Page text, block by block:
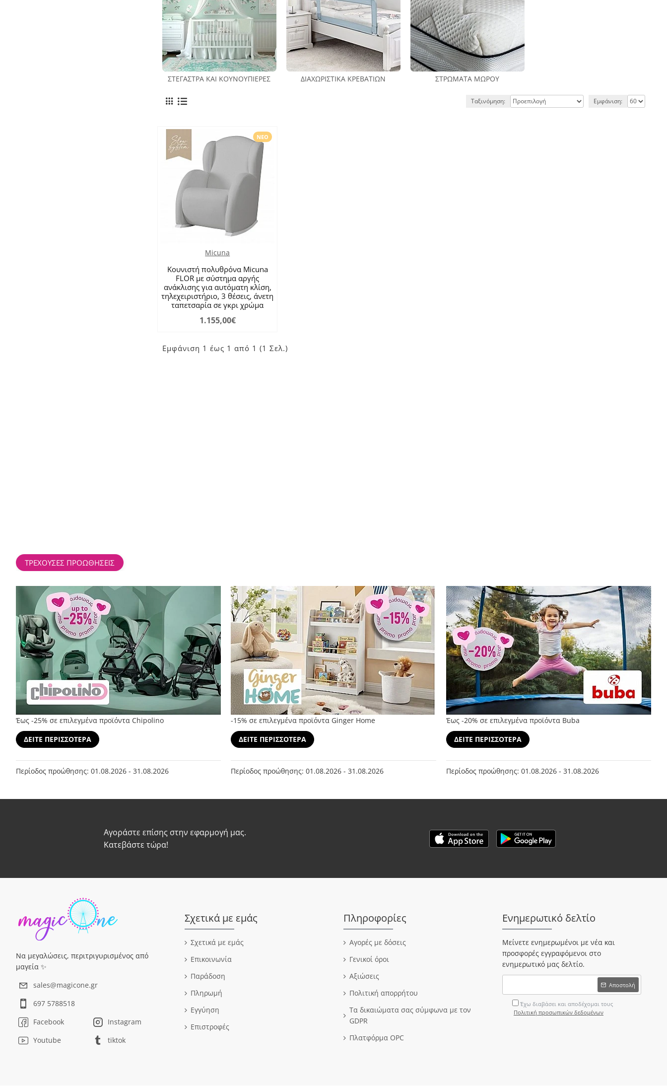
ΣΤΈΓΑΣΤΡΑ ΚΑΙ ΚΟΥΝΟΥΠΙΈΡΕΣ ΔΙΑΧΩΡΙΣΤΙΚΆ ΚΡΕΒΑΤΙΏΝ ΣΤΡΏΜΑΤΑ ΜΩΡΟΎ
Ταξινόμηση: Εμφάνιση:
ΝΈΟ
Micuna
Κουνιστή πολυθρόνα Micuna
FLOR με σύστημα αργής
ανάκλισης για αυτόματη κλίση,
τηλεχειριστήριο, 3 θέσεις, άνετη
ταπετσαρία σε γκρι χρώμα
1.155,00€
Εμφάνιση 1 έως 1 από 1 (1 Σελ.)
ΤΡΕΧΟΥΣΕΣ ΠΡΟΩΘΗΣΕΙΣ
Έως -25% σε επιλεγμένα προϊόντα Chipolino
ΔΕΙΤΕ ΠΕΡΙΣΣΟΤΕΡΑ
Περίοδος προώθησης: 01.08.2026 - 31.08.2026
-15% σε επιλεγμένα προϊόντα Ginger Home
ΔΕΙΤΕ ΠΕΡΙΣΣΟΤΕΡΑ
Περίοδος προώθησης: 01.08.2026 - 31.08.2026
Έως -20% σε επιλεγμένα προϊόντα Buba
ΔΕΙΤΕ ΠΕΡΙΣΣΟΤΕΡΑ
Περίοδος προώθησης: 01.08.2026 - 31.08.2026
Αγοράστε επίσης στην εφαρμογή μας.
Κατεβάστε τώρα!
Να μεγαλώσεις, περιτριγυρισμένος από
μαγεία ✨
sales@magicone.gr
697 5788518
Facebook
Instagram
Youtube
tiktok
Σχετικά με εμάς
Σχετικά με εμάς
Επικοινωνία
Παράδοση
Πληρωμή
Εγγύηση
Επιστροφές
Πληροφορίες
Αγορές με δόσεις
Γενικοί όροι
Αξιώσεις
Πολιτική απορρήτου
Τα δικαιώματα σας σύμφωνα με τον
GDPR
Πλατφόρμα OPC
Ενημερωτικό δελτίο
Μείνετε ενημερωμένοι με νέα και
προσφορές εγγραφόμενοι στο
ενημερωτικό μας δελτίο.
Αποστολή
Έχω διαβάσει και αποδέχομαι τους
Πολιτική προσωπικών δεδομένων